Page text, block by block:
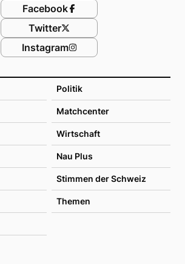
Politik
Matchcenter
Wirtschaft
Nau Plus
Stimmen der Schweiz
Themen
Facebook
Twitter
Instagram